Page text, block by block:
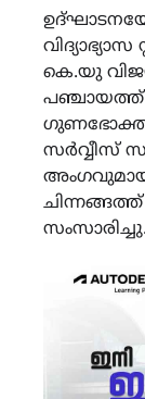
കെ.യു
പഞ്ചായത്ത്
ഗുണഭോക്തൃ
സർവ്വീസ്
സംസാരിച്ചു.